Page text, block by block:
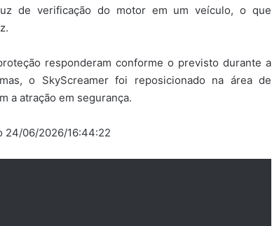
de verificação do motor em um veículo, o que
responderam conforme o previsto durante a
o SkyScreamer foi reposicionado na área de
a atração em segurança.
24/06/2026/16:44:22